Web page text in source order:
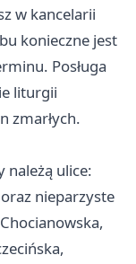
w kancelarii
konieczne jest
Posługa
liturgii
zmarłych.
należą ulice:
nieparzyste